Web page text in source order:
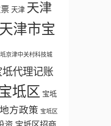
天津 天津
天津市宝
京津中关村科技城
坻代理记账
坻区 宝坻
方政策 宝坻区